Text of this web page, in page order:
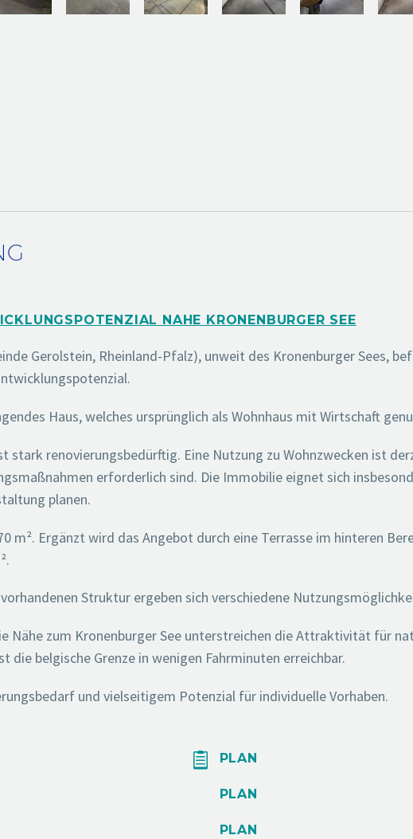
NAHE KRONENBURGER SEE
Gerolstein, Rheinland-Pfalz), unweit des Kronenburger Sees,
Haus, welches ursprünglich als Wohnhaus mit Wirtschaft
stark renovierungsbedürftig. Eine Nutzung zu Wohnzwecken ist
erforderlich sind. Die Immobilie eignet sich
planen.
m². Ergänzt wird das Angebot durch eine Terrasse im hinteren
Struktur ergeben sich verschiedene
Nähe zum Kronenburger See unterstreichen die Attraktivität für
die belgische Grenze in wenigen Fahrminuten erreichbar.
und vielseitigem Potenzial für individuelle Vorhaben.

 PLAN
PLAN
PLAN